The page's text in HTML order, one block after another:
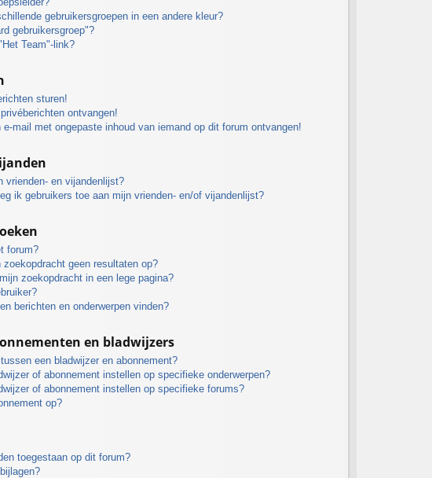
gebruikersgroepen in een andere kleur?
gebruikersgroep"?
Team"-link?
sturen!
ontvangen!
e-mail met ongepaste inhoud van iemand op dit forum ontvangen!
vrienden- en vijandenlijst?
ik gebruikers toe aan mijn vrienden- en/of vijandenlijst?
forum?
geen resultaten op?
zoekopdracht in een lege pagina?
berichten en onderwerpen vinden?
en bladwijzers
een bladwijzer en abonnement?
of abonnement instellen op specifieke onderwerpen?
of abonnement instellen op specifieke forums?
op?
toegestaan op dit forum?